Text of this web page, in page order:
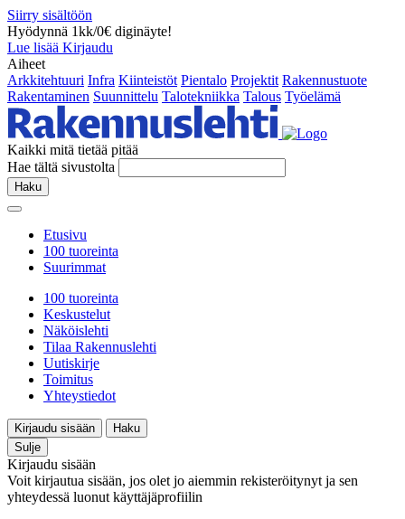
Siirry sisältöön
Hyödynnä 1kk/0€ diginäyte!
Lue lisää Kirjaudu
Aiheet
Arkkitehtuuri Infra Kiinteistöt Pientalo Projektit Rakennustuote
Rakentaminen Suunnittelu Talotekniikka Talous Työelämä
Kaikki mitä tietää pitää
Hae tältä sivustolta
Haku
Etusivu
100 tuoreinta
Suurimmat
100 tuoreinta
Keskustelut
Näköislehti
Tilaa Rakennuslehti
Uutiskirje
Toimitus
Yhteystiedot
Kirjaudu sisään
Haku
Sulje
Kirjaudu sisään
Voit kirjautua sisään, jos olet jo aiemmin rekisteröitynyt ja sen
yhteydessä luonut käyttäjäprofiilin